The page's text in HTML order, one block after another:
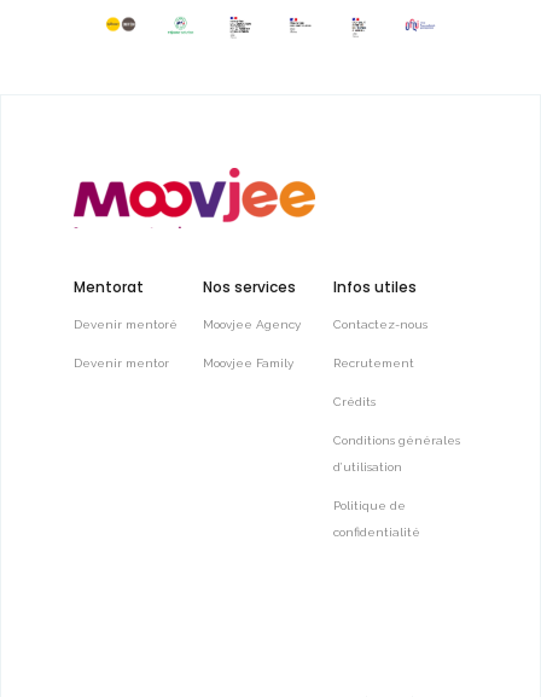
Mentorat
Devenir mentoré
Devenir mentor
Nos services
Moovjee Agency
Moovjee Family
Infos utiles
Contactez-nous
Recrutement
Crédits
Conditions générales
d’utilisation
Politique de
confidentialité